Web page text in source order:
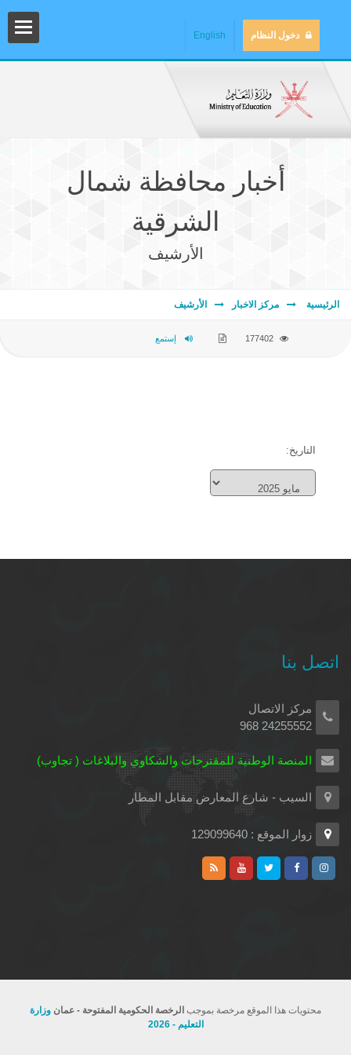
دخول النظام English
أخبار محافظة شمال
الشرقية
الأرشيف
الرئيسية مركز الاخبار الأرشيف
177402 إستمع
التاريخ:
اتصل بنا
مركز الاتصال
24255552 968
المنصة الوطنية للمقترحات والشكاوي والبلاغات ( تجاوب)
السيب - شارع المعارض مقابل المطار
زوار الموقع : 129099640
محتويات هذا الموقع مرخصة بموجب الرخصة الحكومية المفتوحة - عمان وزارة
التعليم - 2026